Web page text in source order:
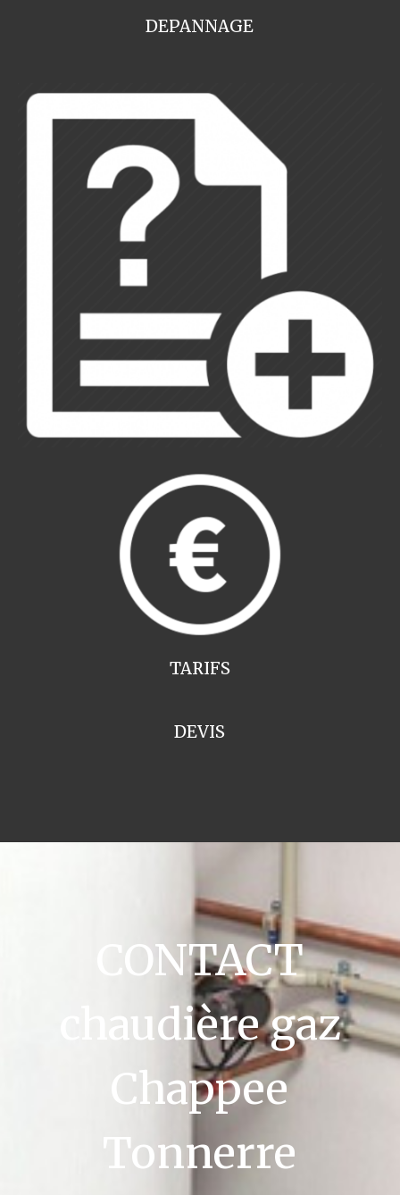
DEPANNAGE
TARIFS
DEVIS
CONTACT
chaudière gaz
Chappee
Tonnerre